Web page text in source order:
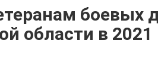
боевых
области в 2021